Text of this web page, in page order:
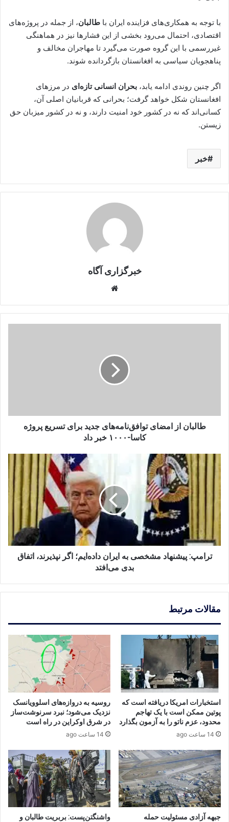
با توجه به همکاری‌های فزاینده ایران با طالبان، از جمله در پروژه‌های
اقتصادی، احتمال می‌رود بخشی از این فشارها نیز در هماهنگی
غیررسمی با این گروه صورت می‌گیرد تا مهاجران مخالف و
پناهجویان سیاسی به افغانستان بازگردانده شوند.
اگر چنین روندی ادامه یابد، بحران انسانی تازه‌ای در مرزهای
افغانستان شکل خواهد گرفت؛ بحرانی که قربانیان اصلی آن،
کسانی‌اند که نه در کشور خود امنیت دارند، و نه در کشور میزبان حق
زیستن.
خبر
خبرگزاری آگاه
کاسا-۱۰۰۰
طالبان از امضای توافق‌نامه‌های جدید برای تسریع پروژه
کاسا-۱۰۰۰ خبر داد
پیشنهاد
مشخصی
ایران
داده‌ایم؛
اگر
نپذیرند،
اتفاق
بدیترامپ: پیشنهاد مشخصی به ایران داده‌ایم؛ اگر نپذیرند، اتفاق
بدی می‌افتد
مقالات مرتبط
استخبارات امریکا دریافته است که
پوتین ممکن است با یک تهاجم
محدود، عزم ناتو را به آزمون بگذارد
14 ساعت ago
روسیه به دروازه‌های اسلوویانسک
نزدیک می‌شود؛ نبرد سرنوشت‌ساز
در شرق اوکراین در راه است
14 ساعت ago
جبهه آزادی مسئولیت حمله
واشنگتن‌پست: بربریت طالبان و